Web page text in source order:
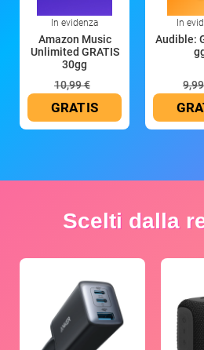
In evidenza
Amazon Music
Unlimited GRATIS
30gg
10,99 €
GRATIS
In
Audible:
Scelti dalla